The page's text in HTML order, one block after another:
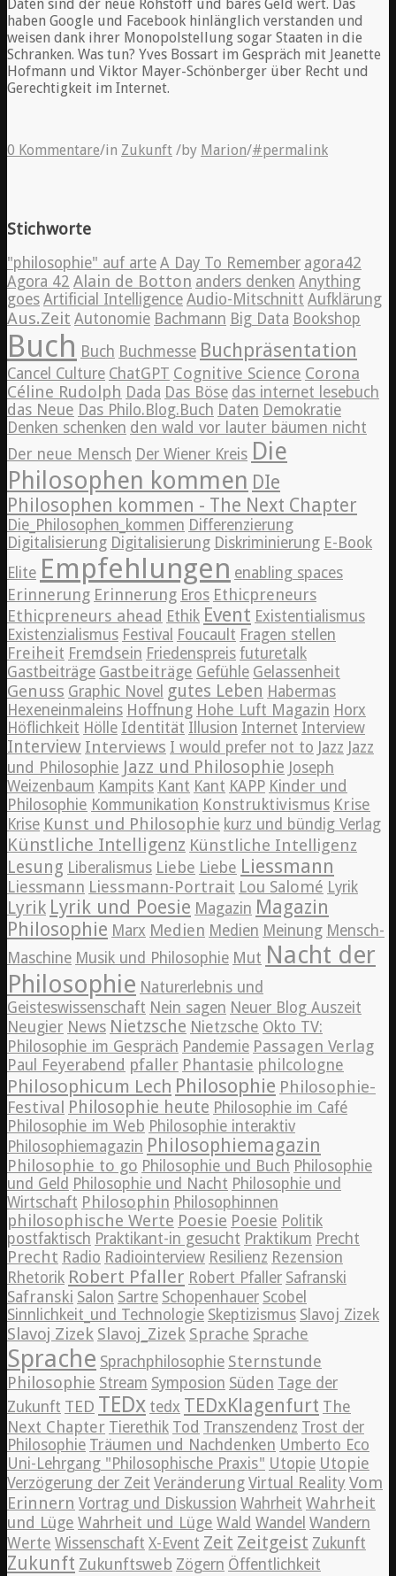
Daten sind der neue Rohstoff und bares Geld wert. Das
haben Google und Facebook hinlänglich verstanden und
weisen dank ihrer Monopolstellung sogar Staaten in die
Schranken. Was tun? Yves Bossart im Gespräch mit Jeanette
Hofmann und Viktor Mayer-Schönberger über Recht und
Gerechtigkeit im Internet.
0 Kommentare/in Zukunft /by Marion/#permalink
Stichworte
"philosophie" auf arte A Day To Remember agora42
Agora 42 Alain de Botton anders denken Anything
goes Artificial Intelligence Audio-Mitschnitt Aufklärung
Aus.Zeit Autonomie Bachmann Big Data Bookshop
Buch Buch Buchmesse Buchpräsentation
Cancel Culture ChatGPT Cognitive Science Corona
Céline Rudolph Dada Das Böse das internet lesebuch
das Neue Das Philo.Blog.Buch Daten Demokratie
Denken schenken den wald vor lauter bäumen nicht
Der neue Mensch Der Wiener Kreis Die
Philosophen kommen DIe
Philosophen kommen - The Next Chapter
Die_Philosophen_kommen Differenzierung
Digitalisierung Digitalisierung Diskriminierung E-Book
Elite Empfehlungen enabling spaces
Erinnerung Erinnerung Eros Ethicpreneurs
Ethicpreneurs ahead Ethik Event Existentialismus
Existenzialismus Festival Foucault Fragen stellen
Freiheit Fremdsein Friedenspreis futuretalk
Gastbeiträge Gastbeiträge Gefühle Gelassenheit
Genuss Graphic Novel gutes Leben Habermas
Hexeneinmaleins Hoffnung Hohe Luft Magazin Horx
Höflichkeit Hölle Identität Illusion Internet Interview
Interview Interviews I would prefer not to Jazz Jazz
und Philosophie Jazz und Philosophie Joseph
Weizenbaum Kampits Kant Kant KAPP Kinder und
Philosophie Kommunikation Konstruktivismus Krise
Krise Kunst und Philosophie kurz und bündig Verlag
Künstliche Intelligenz Künstliche Intelligenz
Lesung Liberalismus Liebe Liebe Liessmann
Liessmann Liessmann-Portrait Lou Salomé Lyrik
Lyrik Lyrik und Poesie Magazin Magazin
Philosophie Marx Medien Medien Meinung Mensch-
Maschine Musik und Philosophie Mut Nacht der
Philosophie Naturerlebnis und
Geisteswissenschaft Nein sagen Neuer Blog Auszeit
Neugier News Nietzsche Nietzsche Okto TV:
Philosophie im Gespräch Pandemie Passagen Verlag
Paul Feyerabend pfaller Phantasie philcologne
Philosophicum Lech Philosophie Philosophie-
Festival Philosophie heute Philosophie im Café
Philosophie im Web Philosophie interaktiv
Philosophiemagazin Philosophiemagazin
Philosophie to go Philosophie und Buch Philosophie
und Geld Philosophie und Nacht Philosophie und
Wirtschaft Philosophin Philosophinnen
philosophische Werte Poesie Poesie Politik
postfaktisch Praktikant-in gesucht Praktikum Precht
Precht Radio Radiointerview Resilienz Rezension
Rhetorik Robert Pfaller Robert Pfaller Safranski
Safranski Salon Sartre Schopenhauer Scobel
Sinnlichkeit_und Technologie Skeptizismus Slavoj Zizek
Slavoj Zizek Slavoj_Zizek Sprache Sprache
Sprache Sprachphilosophie Sternstunde
Philosophie Stream Symposion Süden Tage der
Zukunft TED TEDx tedx TEDxKlagenfurt The
Next Chapter Tierethik Tod Transzendenz Trost der
Philosophie Träumen und Nachdenken Umberto Eco
Uni-Lehrgang "Philosophische Praxis" Utopie Utopie
Verzögerung der Zeit Veränderung Virtual Reality Vom
Erinnern Vortrag und Diskussion Wahrheit Wahrheit
und Lüge Wahrheit und Lüge Wald Wandel Wandern
Werte Wissenschaft X-Event Zeit Zeitgeist Zukunft
Zukunft Zukunftsweb Zögern Öffentlichkeit